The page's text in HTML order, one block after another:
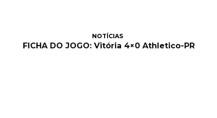
NOTÍCIAS
FICHA DO JOGO: Vitória 4×0 Athletico-PR